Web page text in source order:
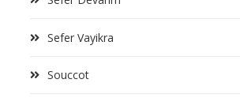
Sefer Vayikra
Souccot